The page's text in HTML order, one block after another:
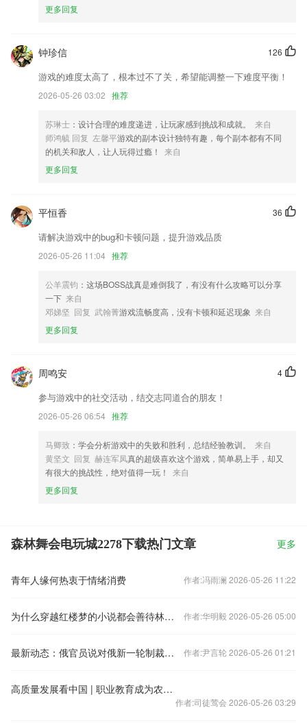
网络使用难题，为学校的信息华教学的建设奠定坚实的基础
森林舞会电玩城2278下载更新了什么?
服务日志增加审核机制；
安检补录优化接驳单归属公司优化
云连接功能优化
ADB模式 修复Damon进程退出后再次打开SCENE未跳到启动页
改进用户反馈的问题
以上就是森林舞会电玩城2278下载的介绍，如果您喜欢这款软件，您可
以到应用商店进行打分评论，说出您的使用经历，以帮助我们更好的对产
品进行优化修改。
更多回复
126
钟珍信
游戏的难度太高了，根本过不了关，希望能调整一下难度平衡！
2026-05-26 03:02 推荐
苏琳士 ：设计合理的难度递进，让玩家感到挑战和成就。
来自
师鸿毓 回复 左馨平游戏的副本设计独特有趣，每个副本都有不同
的机关和敌人，让人玩得过瘾！
来自
更多回复
36
平恒香
请解决游戏中的bug和卡顿问题，提升游戏品质
2026-05-26 11:04 推荐
公羊震钧 ：这场BOSS战真是难倒我了，有没有什么攻略可以分享
一下 来自
邓娣坚 回复 武翰菁游戏流畅度高，没有卡顿和延迟现象 来自
更多回复
4
周鸣安
参与游戏中的社交活动，结交志同道合的朋友！
2026-05-26 06:54 推荐
马卿致 ：学会分析游戏中的失败和胜利，总结经验教训。
来自
黄坚文 回复 赫连军凤真的超级喜欢这个游戏，简单易上手，却又
有很大的挑战性，绝对值得一玩！
来自
更多回复
森林舞会电玩城2278下载热门文章 更多
青年人缘何热衷于情绪消费 作者:冯雨澜 2026-05-26 11:22
为什么穿越红楼梦的小说都会善待林黛玉？ 作者:华明毅 2026-05-26 05:00
最新动态：俄官员说对俄新一轮制裁损害欧盟国家自身利益 乌方说遭俄大规模导弹袭击以迫使乌谈判 作者:尹言轮 2026-05-26 01:21
高质量发展看中国 | 职业教育成为农村劳动力转移培训基地
作者:司徒莺会 2026-05-26 03:29